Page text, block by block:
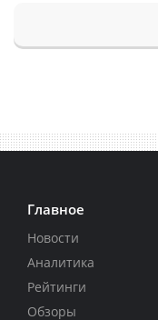
Главное
Новости
Аналитика
Рейтинги
Обзоры